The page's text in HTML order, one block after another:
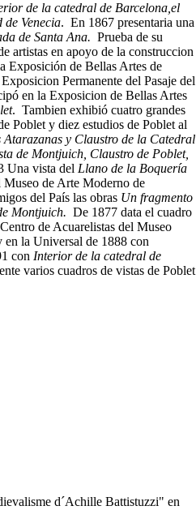
de la catedral de Barcelona,el
Venecia. En 1867 presentaria una
de Santa Ana. Prueba de su
artistas en apoyo de la construccion
Exposición de Bellas Artes de
Permanente del Pasaje del
en la Exposicion de Bellas Artes
. Tambien exhibió cuatro grandes
Poblet y diez estudios de Poblet al
y Claustro de la Catedral
de Montjuich, Claustro de Poblet,
Una vista del Llano de la Boquería
Museo de Arte Moderno de
del País las obras Un fragmento
Montjuich. De 1877 data el cuadro
de Acuarelistas del Museo
en la Universal de 1888 con
con Interior de la catedral de
varios cuadros de vistas de Poblet
d´Achille Battistuzzi" en